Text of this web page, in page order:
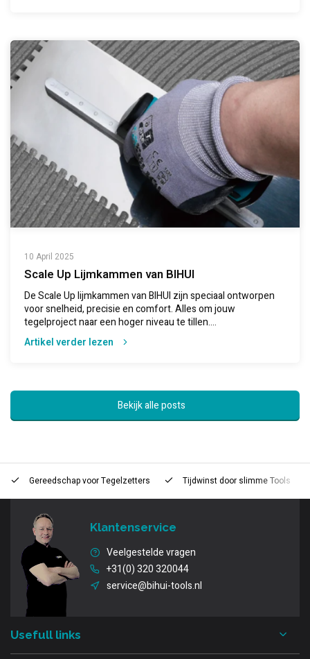
10 April 2025
Scale Up Lijmkammen van BIHUI
De Scale Up lijmkammen van BIHUI zijn speciaal ontworpen
voor snelheid, precisie en comfort. Alles om jouw
tegelproject naar een hoger niveau te tillen....
Artikel verder lezen
Bekijk alle posts
Gereedschap voorTegelzetters Tijdwinst door slimme Tools
Klantenservice
Veelgestelde vragen
+31(0) 320 320044
service@bihui-tools.nl
Usefull links